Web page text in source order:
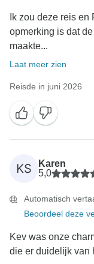
Ik zou deze reis
opmerking is dat
maakte...
Laat meer zien
Reisde in juni 2026
KS
Karen
5,0
Automatisch
Beoordeel deze
Kev was onze
die er duidelijk van